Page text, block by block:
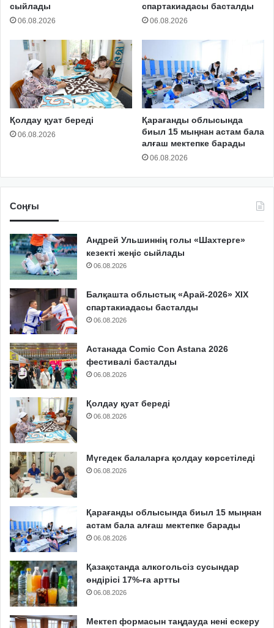
сыйлады
06.08.2026
спартакиадасы басталды
06.08.2026
Қолдау қуат береді
06.08.2026
Қарағанды облысында
биыл 15 мыңнан астам бала
алғаш мектепке барады
06.08.2026
Соңғы
Андрей Ульшиннің голы «Шахтерге»
кезекті жеңіс сыйлады
06.08.2026
Балқашта облыстық «Арай-2026» XIX
спартакиадасы басталды
06.08.2026
Астанада Comic Con Astana 2026
фестивалі басталды
06.08.2026
Қолдау қуат береді
06.08.2026
Мүгедек балаларға қолдау көрсетіледі
06.08.2026
Қарағанды облысында биыл 15 мыңнан
астам бала алғаш мектепке барады
06.08.2026
Қазақстанда алкогольсіз сусындар
өндірісі 17%-ға артты
06.08.2026
Мектеп формасын таңдауда нені ескеру